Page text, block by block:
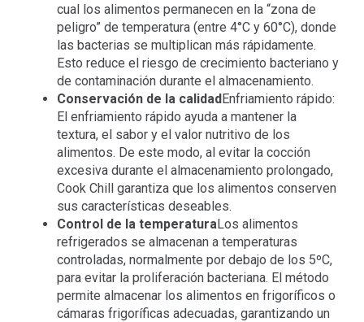
cual los alimentos permanecen en la “zona de
peligro” de temperatura (entre 4°C y 60°C), donde
las bacterias se multiplican más rápidamente.
Esto reduce el riesgo de crecimiento bacteriano y
de contaminación durante el almacenamiento.
Conservación de la calidadEnfriamiento rápido:
El enfriamiento rápido ayuda a mantener la
textura, el sabor y el valor nutritivo de los
alimentos. De este modo, al evitar la cocción
excesiva durante el almacenamiento prolongado,
Cook Chill garantiza que los alimentos conserven
sus características deseables.
Control de la temperaturaLos alimentos
refrigerados se almacenan a temperaturas
controladas, normalmente por debajo de los 5ºC,
para evitar la proliferación bacteriana. El método
permite almacenar los alimentos en frigoríficos o
cámaras frigoríficas adecuadas, garantizando un